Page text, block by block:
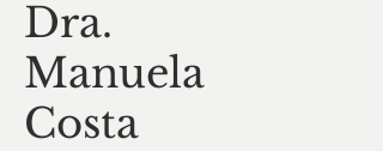
Dra.
Manuela
Costa